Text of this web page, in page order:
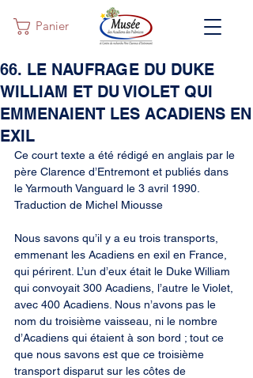
Panier
66. LE NAUFRAGE DU DUKE
WILLIAM ET DU VIOLET QUI
EMMENAIENT LES ACADIENS EN
EXIL
Ce court texte a été rédigé en anglais par le
père Clarence d’Entremont et publiés dans
le Yarmouth Vanguard le 3 avril 1990.
Traduction de Michel Miousse
Nous savons qu’il y a eu trois transports,
emmenant les Acadiens en exil en France,
qui périrent. L’un d’eux était le Duke William
qui convoyait 300 Acadiens, l’autre le Violet,
avec 400 Acadiens. Nous n’avons pas le
nom du troisième vaisseau, ni le nombre
d’Acadiens qui étaient à son bord ; tout ce
que nous savons est que ce troisième
transport disparut sur les côtes de